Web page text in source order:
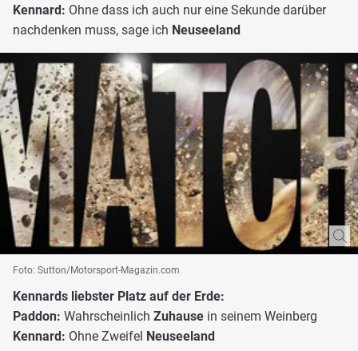
Kennard: Ohne dass ich auch nur eine Sekunde darüber
nachdenken muss, sage ich Neuseeland
Foto: Sutton/Motorsport-Magazin.com
Kennards liebster Platz auf der Erde:
Paddon: Wahrscheinlich Zuhause in seinem Weinberg
Kennard: Ohne Zweifel Neuseeland